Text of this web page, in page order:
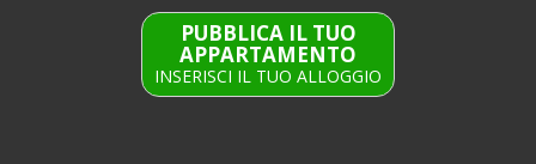
PUBBLICA IL TUO
APPARTAMENTO
INSERISCI IL TUO ALLOGGIO